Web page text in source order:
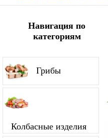
Навигация по
категориям
Грибы
Колбасные изделия